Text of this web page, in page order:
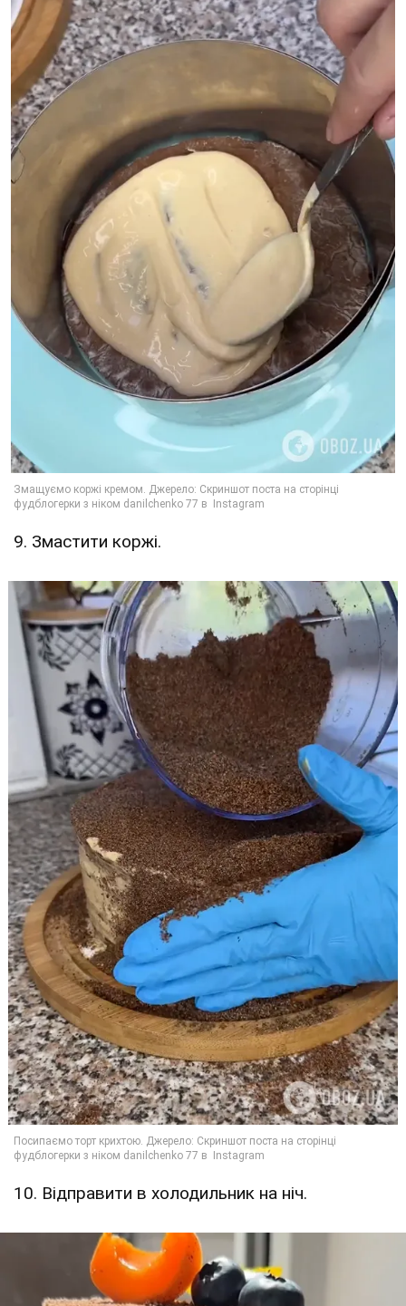
9. Змастити коржі.
10. Відправити в холодильник на ніч.